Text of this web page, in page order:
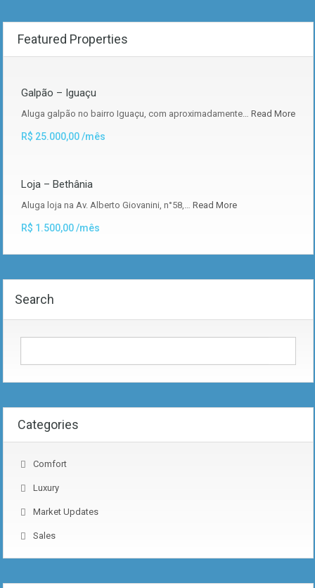
Featured Properties
Galpão – Iguaçu
Aluga galpão no bairro Iguaçu, com aproximadamente… Read More
R$ 25.000,00 /mês
Loja – Bethânia
Aluga loja na Av. Alberto Giovanini, n°58,… Read More
R$ 1.500,00 /mês
Search
Categories
Comfort
Luxury
Market Updates
Sales